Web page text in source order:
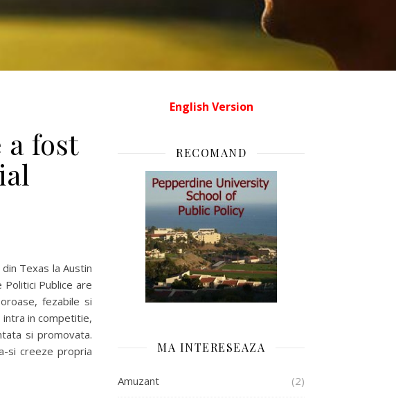
a fost
Texas la Austin
Politici Publice are
fezabile si
in competitie,
si promovata.
si creeze propria
English Version
RECOMAND
MA INTERESEAZA
Amuzant (2)